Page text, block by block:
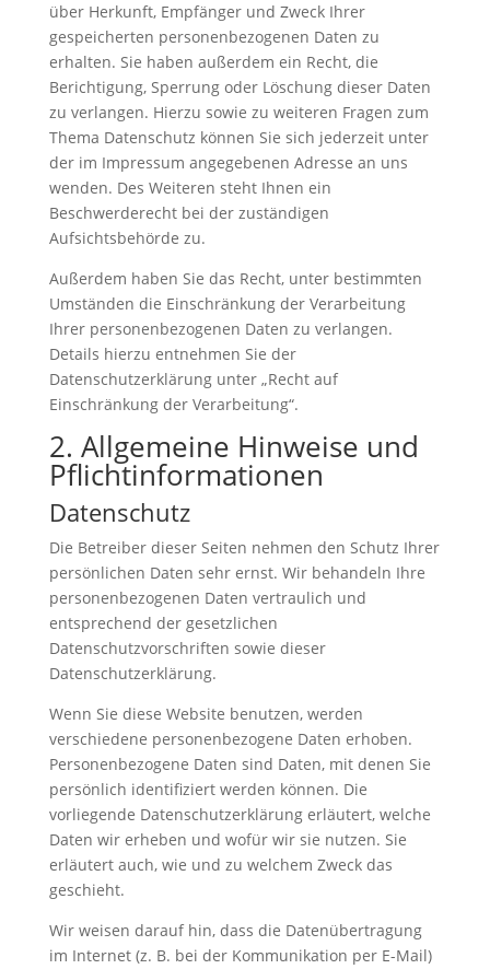
über Herkunft, Empfänger und Zweck Ihrer
gespeicherten personenbezogenen Daten zu
erhalten. Sie haben außerdem ein Recht, die
Berichtigung, Sperrung oder Löschung dieser Daten
zu verlangen. Hierzu sowie zu weiteren Fragen zum
Thema Datenschutz können Sie sich jederzeit unter
der im Impressum angegebenen Adresse an uns
wenden. Des Weiteren steht Ihnen ein
Beschwerderecht bei der zuständigen
Aufsichtsbehörde zu.
Außerdem haben Sie das Recht, unter bestimmten
Umständen die Einschränkung der Verarbeitung
Ihrer personenbezogenen Daten zu verlangen.
Details hierzu entnehmen Sie der
Datenschutzerklärung unter „Recht auf
Einschränkung der Verarbeitung“.
2. Allgemeine Hinweise und
Pflichtinformationen
Datenschutz
Die Betreiber dieser Seiten nehmen den Schutz Ihrer
persönlichen Daten sehr ernst. Wir behandeln Ihre
personenbezogenen Daten vertraulich und
entsprechend der gesetzlichen
Datenschutzvorschriften sowie dieser
Datenschutzerklärung.
Wenn Sie diese Website benutzen, werden
verschiedene personenbezogene Daten erhoben.
Personenbezogene Daten sind Daten, mit denen Sie
persönlich identifiziert werden können. Die
vorliegende Datenschutzerklärung erläutert, welche
Daten wir erheben und wofür wir sie nutzen. Sie
erläutert auch, wie und zu welchem Zweck das
geschieht.
Wir weisen darauf hin, dass die Datenübertragung
im Internet (z. B. bei der Kommunikation per E-Mail)